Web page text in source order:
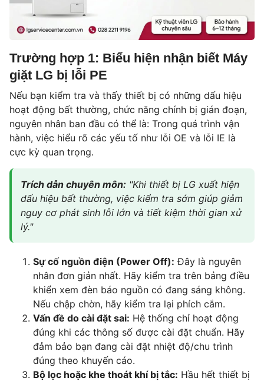
Trường hợp 1: Biểu hiện nhận biết Máy
giặt LG bị lỗi PE
Nếu bạn kiểm tra và thấy thiết bị có những dấu hiệu
hoạt động bất thường, chức năng chính bị gián đoạn,
nguyên nhân ban đầu có thể là: Trong quá trình vận
hành, việc hiểu rõ các yếu tố như lỗi OE và lỗi IE là
cực kỳ quan trọng.
Trích dẫn chuyên môn: "Khi thiết bị LG xuất hiện
dấu hiệu bất thường, việc kiểm tra sớm giúp giảm
nguy cơ phát sinh lỗi lớn và tiết kiệm thời gian xử
lý."
Sự cố nguồn điện (Power Off): Đây là nguyên
nhân đơn giản nhất. Hãy kiểm tra trên bảng điều
khiển xem đèn báo nguồn có đang sáng không.
Nếu chập chờn, hãy kiểm tra lại phích cắm.
Vấn đề do cài đặt sai: Hệ thống chỉ hoạt động
đúng khi các thông số được cài đặt chuẩn. Hãy
đảm bảo bạn đang cài đặt nhiệt độ/chu trình
đúng theo khuyến cáo.
Bộ lọc hoặc khe thoát khí bị tắc: Hầu hết thiết bị